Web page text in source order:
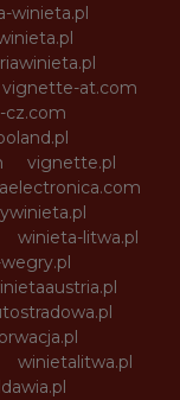
winieta.pl
vignette-at.com
vignette.pl
winieta-litwa.pl
winietalitwa.pl